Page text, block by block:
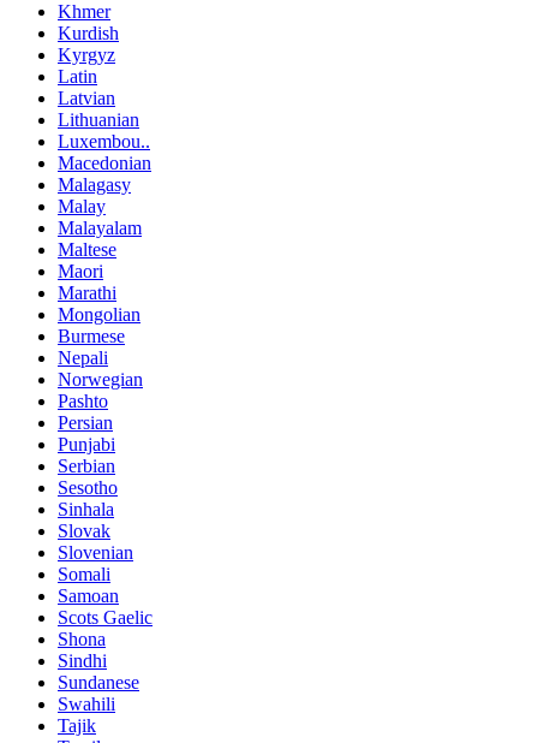
Khmer
Kurdish
Kyrgyz
Latin
Latvian
Lithuanian
Luxembou..
Macedonian
Malagasy
Malay
Malayalam
Maltese
Maori
Marathi
Mongolian
Burmese
Nepali
Norwegian
Pashto
Persian
Punjabi
Serbian
Sesotho
Sinhala
Slovak
Slovenian
Somali
Samoan
Scots Gaelic
Shona
Sindhi
Sundanese
Swahili
Tajik